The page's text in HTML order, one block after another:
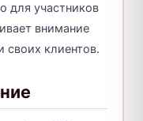
для участников
внимание
своих клиентов.